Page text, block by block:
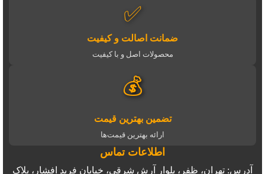
✅
ضمانت اصالت و کیفیت
محصولات اصل و با کیفیت
💰
تضمین بهترین قیمت
ارائه بهترین قیمت‌ها
اطلاعات تماس
آدرس: تهران، ظفر، بلوار آرش شرقی، خیابان فرید افشار، پلاک